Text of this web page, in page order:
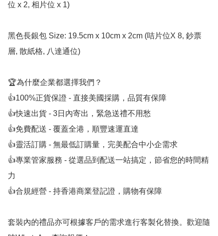
位 x 2, 相片位 x 1)
黑色長銀包 Size: 19.5cm x 10cm x 2cm (咭片位X 8, 鈔票
層, 散紙格, 八達通位)
🏆為什麼企業都選擇我們？
👍100%正貨保證 - 直接美國採購，品質有保障
👍快速出貨 - 3日內寄出，緊急送禮不用愁
👍免費配送 - 覆蓋全港，順豐速運直達
👍靈活訂購 - 無最低訂購量，完美配合中小企需求
👍專業管家服務 - 從選品到配送一站搞定，節省您的時間精
力
👍合規經營 - 持香港商業登記證，購物有保障
套裝內的禮品亦可根據客戶的需求進行客製化替換。歡迎隨